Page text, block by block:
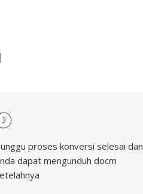
3
proses konversi selesai dan
dapat mengunduh docm